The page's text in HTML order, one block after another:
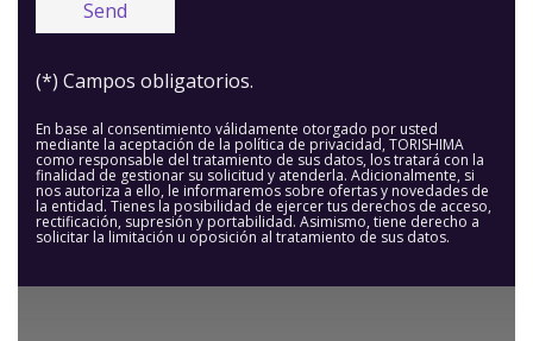
(*) Campos obligatorios.
En base al consentimiento válidamente otorgado por usted
mediante la aceptación de la política de privacidad, TORISHIMA
como responsable del tratamiento de sus datos, los tratará con la
finalidad de gestionar su solicitud y atenderla. Adicionalmente, si
nos autoriza a ello, le informaremos sobre ofertas y novedades de
la entidad. Tienes la posibilidad de ejercer tus derechos de acceso,
rectificación, supresión y portabilidad. Asimismo, tiene derecho a
solicitar la limitación u oposición al tratamiento de sus datos.